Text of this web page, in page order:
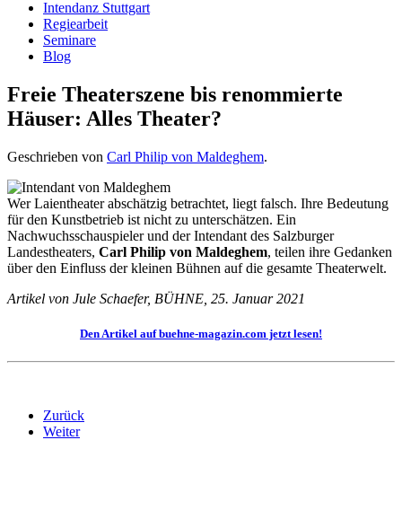
Intendanz Stuttgart
Regiearbeit
Seminare
Blog
Freie Theaterszene bis renommierte
Häuser: Alles Theater?
Geschrieben von Carl Philip von Maldeghem.
Wer Laientheater abschätzig betrachtet, liegt falsch. Ihre Bedeutung
für den Kunstbetrieb ist nicht zu unterschätzen. Ein
Nachwuchsschauspieler und der Intendant des Salzburger
Landestheaters, Carl Philip von Maldeghem, teilen ihre Gedanken
über den Einfluss der kleinen Bühnen auf die gesamte Theaterwelt.
Artikel von Jule Schaefer, BÜHNE, 25. Januar 2021
Den Artikel auf buehne-magazin.com jetzt lesen!
Zurück
Weiter